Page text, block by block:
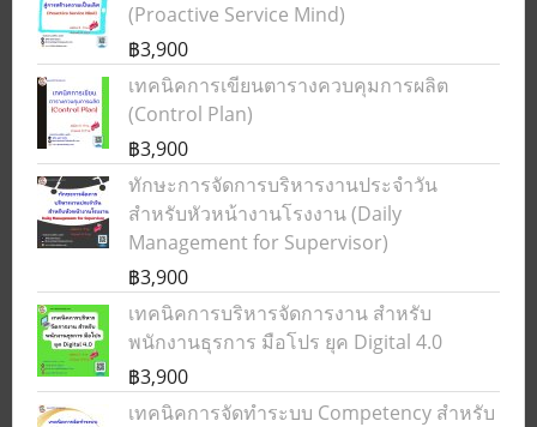
(Proactive Service Mind)
฿3,900
เทคนิคการเขียนตารางควบคุมการผลิต
(Control Plan)
฿3,900
ทักษะการจัดการบริหารงานประจำวัน
สำหรับหัวหน้างานโรงงาน (Daily
Management for Supervisor)
฿3,900
เทคนิคการบริหารจัดการงาน สำหรับ
พนักงานธุรการ มือโปร ยุค Digital 4.0
฿3,900
เทคนิคการจัดทำระบบ Competency สำหรับ